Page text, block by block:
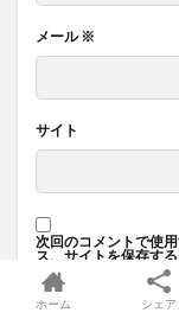
メール※
サイト
次回のコメントで使
ス、サイトを保存する
ホーム シェア